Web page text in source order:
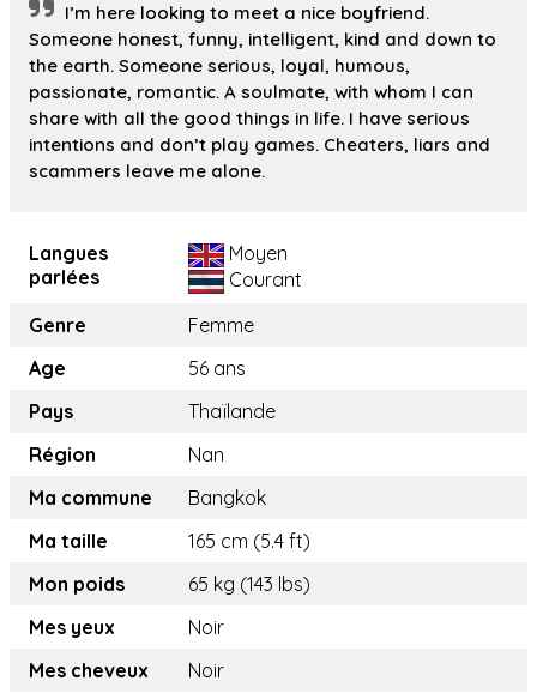
I’m here looking to meet a nice boyfriend.
Someone honest, funny, intelligent, kind and down to
the earth. Someone serious, loyal, humous,
passionate, romantic. A soulmate, with whom I can
share with all the good things in life. I have serious
intentions and don’t play games. Cheaters, liars and
scammers leave me alone.
Langues
parlées
Moyen
Courant
Genre
Femme
Age
56 ans
Pays
Thaïlande
Région
Nan
Ma commune
Bangkok
Ma taille
165 cm (5.4 ft)
Mon poids
65 kg (143 lbs)
Mes yeux
Noir
Mes cheveux
Noir